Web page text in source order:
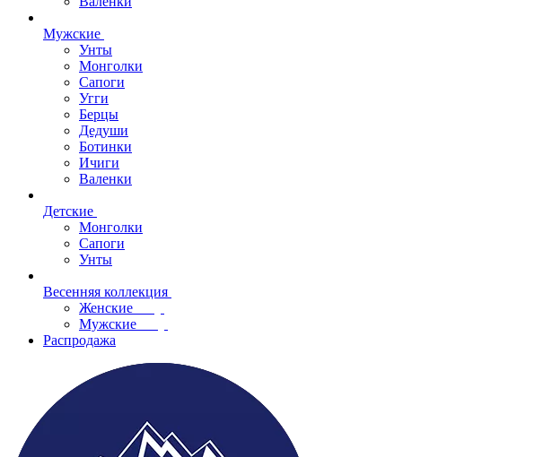
Мужские
Унты
Монголки
Сапоги
Угги
Берцы
Дедуши
Ботинки
Ичиги
Валенки
Детские
Монголки
Сапоги
Унты
Весенняя коллекция
Женские
Мужские
Распродажа